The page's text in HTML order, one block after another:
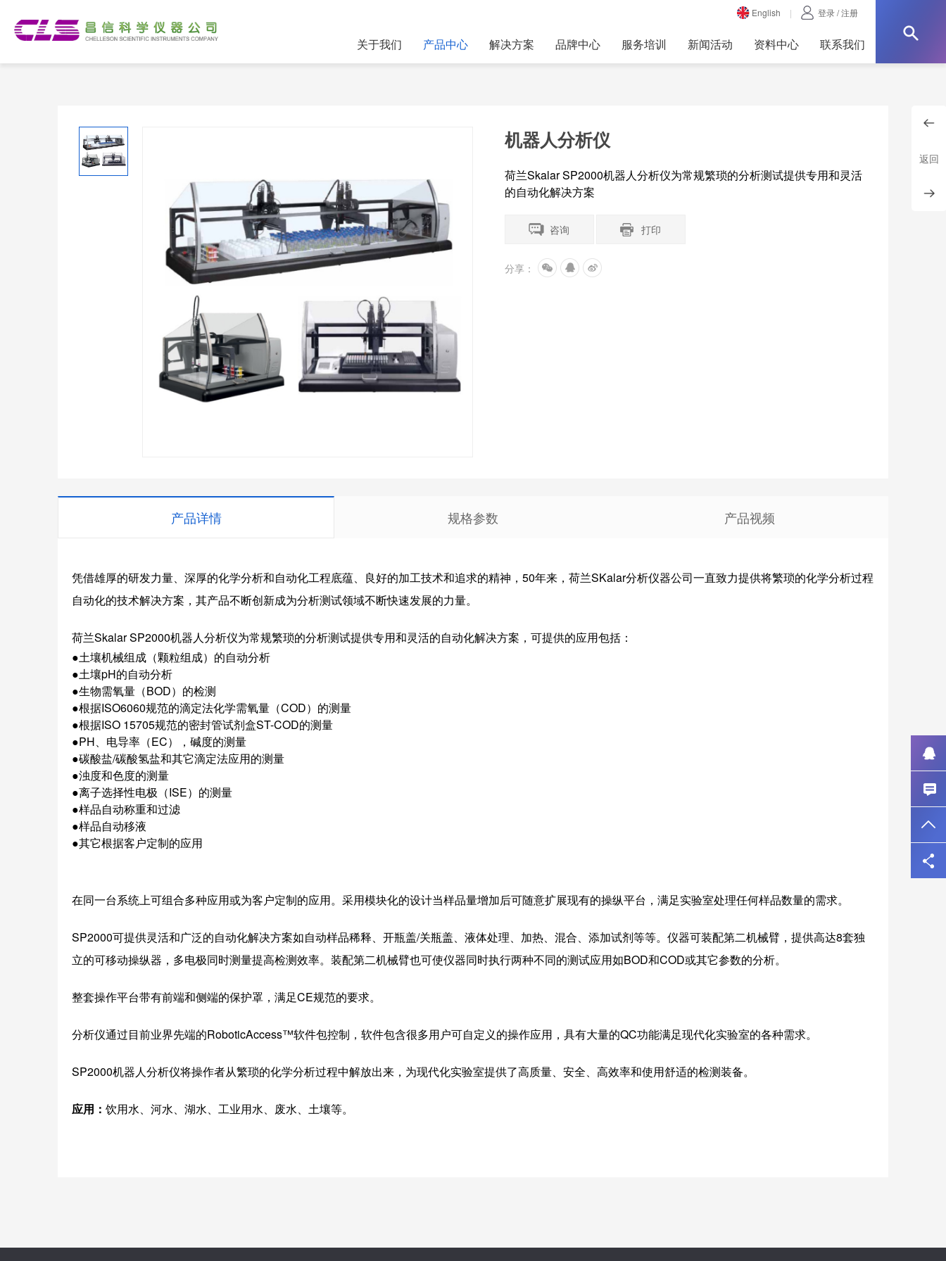
English | 登录/注册
关于我们 产品中心 解决方案 品牌中心 服务培训 新闻活动 资料中心 联系我们
返回
机器人分析仪
荷兰Skalar SP2000机器人分析仪为常规繁琐的分析测试提供专用和灵活
的自动化解决方案
咨询 打印
分享：
产品详情 规格参数 产品视频
凭借雄厚的研发力量、深厚的化学分析和自动化工程底蕴、良好的加工技术和追求的精神，50年来，荷兰SKalar分析仪器公司一直致力提供将繁琐的化学分析过程
自动化的技术解决方案，其产品不断创新成为分析测试领域不断快速发展的力量。
荷兰Skalar SP2000机器人分析仪为常规繁琐的分析测试提供专用和灵活的自动化解决方案，可提供的应用包括：
●土壤机械组成（颗粒组成）的自动分析
●土壤pH的自动分析
●生物需氧量（BOD）的检测
●根据ISO6060规范的滴定法化学需氧量（COD）的测量
●根据ISO 15705规范的密封管试剂盒ST-COD的测量
●PH、电导率（EC），碱度的测量
●碳酸盐/碳酸氢盐和其它滴定法应用的测量
●浊度和色度的测量
●离子选择性电极（ISE）的测量
●样品自动称重和过滤
●样品自动移液
●其它根据客户定制的应用
在同一台系统上可组合多种应用或为客户定制的应用。采用模块化的设计当样品量增加后可随意扩展现有的操纵平台，满足实验室处理任何样品数量的需求。
SP2000可提供灵活和广泛的自动化解决方案如自动样品稀释、开瓶盖/关瓶盖、液体处理、加热、混合、添加试剂等等。仪器可装配第二机械臂，提供高达8套独
立的可移动操纵器，多电极同时测量提高检测效率。装配第二机械臂也可使仪器同时执行两种不同的测试应用如BOD和COD或其它参数的分析。
整套操作平台带有前端和侧端的保护罩，满足CE规范的要求。
分析仪通过目前业界先端的RoboticAccess™软件包控制，软件包含很多用户可自定义的操作应用，具有大量的QC功能满足现代化实验室的各种需求。
SP2000机器人分析仪将操作者从繁琐的化学分析过程中解放出来，为现代化实验室提供了高质量、安全、高效率和使用舒适的检测装备。
应用： 饮用水、河水、湖水、工业用水、废水、土壤等。